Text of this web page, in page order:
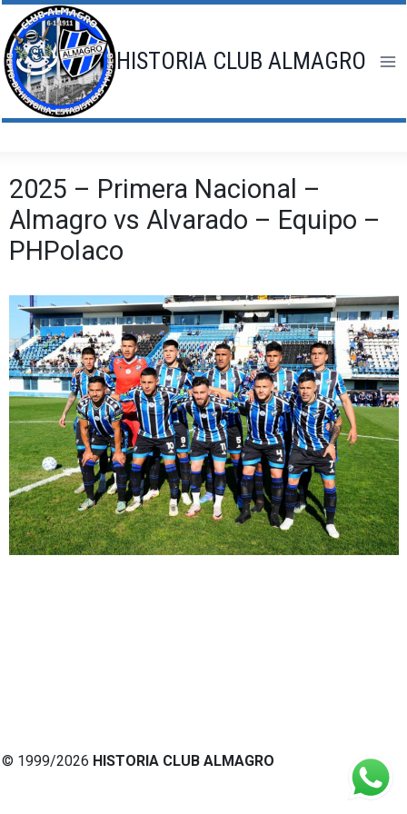
Saltar
al
contenido
HISTORIA CLUB ALMAGRO
2025 – Primera Nacional –
Almagro vs Alvarado – Equipo –
PHPolaco
© 1999/2026 HISTORIA CLUB ALMAGRO